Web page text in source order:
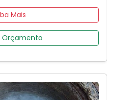
Mais
Orçamento